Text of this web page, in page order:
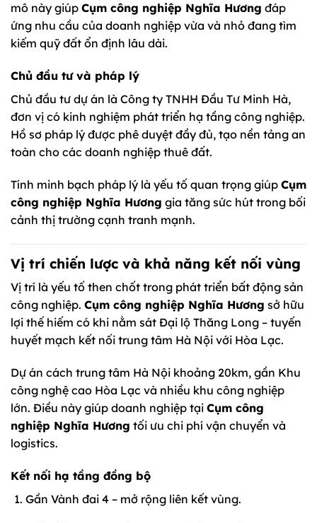
mô này giúp Cụm công nghiệp Nghĩa Hương đáp
ứng nhu cầu của doanh nghiệp vừa và nhỏ đang tìm
kiếm quỹ đất ổn định lâu dài.
Chủ đầu tư và pháp lý
Chủ đầu tư dự án là Công ty TNHH Đầu Tư Minh Hà,
đơn vị có kinh nghiệm phát triển hạ tầng công nghiệp.
Hồ sơ pháp lý được phê duyệt đầy đủ, tạo nền tảng an
toàn cho các doanh nghiệp thuê đất.
Tính minh bạch pháp lý là yếu tố quan trọng giúp Cụm
công nghiệp Nghĩa Hương gia tăng sức hút trong bối
cảnh thị trường cạnh tranh mạnh.
Vị trí chiến lược và khả năng kết nối vùng
Vị trí là yếu tố then chốt trong phát triển bất động sản
công nghiệp. Cụm công nghiệp Nghĩa Hương sở hữu
lợi thế hiếm có khi nằm sát Đại lộ Thăng Long – tuyến
huyết mạch kết nối trung tâm Hà Nội với Hòa Lạc.
Dự án cách trung tâm Hà Nội khoảng 20km, gần Khu
công nghệ cao Hòa Lạc và nhiều khu công nghiệp
lớn. Điều này giúp doanh nghiệp tại Cụm công
nghiệp Nghĩa Hương tối ưu chi phí vận chuyển và
logistics.
Kết nối hạ tầng đồng bộ
Gần Vành đai 4 – mở rộng liên kết vùng.